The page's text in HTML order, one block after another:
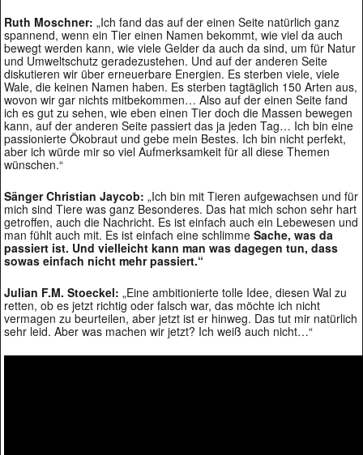
Ruth Moschner: „Ich fand das auf der einen Seite natürlich ganz
spannend, wenn ein Tier einen Namen bekommt, wie viel da auch
bewegt werden kann, wie viele Gelder da auch da sind, um für Natur
und Umweltschutz geradezustehen. Und auf der anderen Seite
diskutieren wir über erneuerbare Energien. Es sterben viele, viele
Wale, die keinen Namen haben. Es sterben tagtäglich 150 Arten aus,
wovon wir gar nichts mitbekommen… Also auf der einen Seite fand
ich es gut zu sehen, wie eben einen Tier doch die Massen bewegen
kann, auf der anderen Seite passiert das ja jeden Tag… Ich bin eine
passionierte Ökobraut und gebe mein Bestes. Ich bin nicht perfekt,
aber ich würde mir so viel Aufmerksamkeit für all diese Themen
wünschen.“
Sänger Christian Jaycob: „Ich bin mit Tieren aufgewachsen und für
mich sind Tiere was ganz Besonderes. Das hat mich schon sehr hart
getroffen, auch die Nachricht. Es ist einfach auch ein Lebewesen und
man fühlt auch mit. Es ist einfach eine schlimmeSache, was da
passiert ist. Und vielleicht kann man was dagegen tun, dass
sowas einfach nicht mehr passiert.“
Julian F.M. Stoeckel: „Eine ambitionierte tolle Idee, diesen Wal zu
retten, ob es jetzt richtig oder falsch war, das möchte ich nicht
vermagen zu beurteilen, aber jetzt ist er hinweg. Das tut mir natürlich
sehr leid. Aber was machen wir jetzt? Ich weiß auch nicht…“